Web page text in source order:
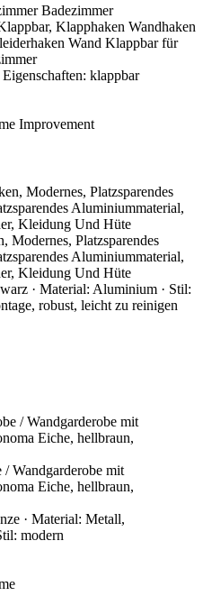
Klapphaken Wandhaken
Wand Klappbar für
klappbar
Modernes, Platzsparendes
Aluminiummaterial,
Kleidung Und Hüte
· Material: Aluminium · Stil:
robust, leicht zu reinigen
Wandgarderobe mit
Eiche, hellbraun,
· Material: Metall,
modern